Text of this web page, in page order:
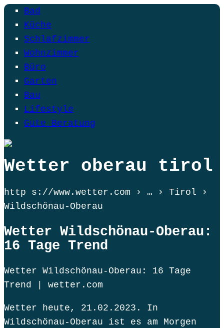
Bad
Küche
Schlafzimmer
Wohnzimmer
Büro
Garten
Bau
Lifestyle
Gute Beratung
Wetter oberau tirol
http s://www.wetter.com › … › Tirol ›
Wildschönau-Oberau
Wetter Wildschönau-Oberau:
16 Tage Trend
Wetter Wildschönau-Oberau: 16 Tage
Trend | wetter.com
Wetter heute, 21.02.2023. In
Wildschönau-Oberau ist es am Morgen